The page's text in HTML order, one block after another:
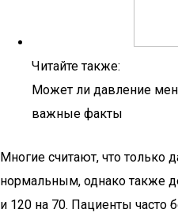
Читайте также:
Может ли давление
важные факты
Многие считают, что только
нормальным, однако также
и 120 на 70. Пациенты часто